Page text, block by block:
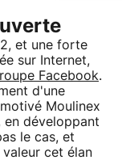
et une forte
sur Internet,
Facebook.
d'une
Moulinex
en développant
le cas, et
cet élan